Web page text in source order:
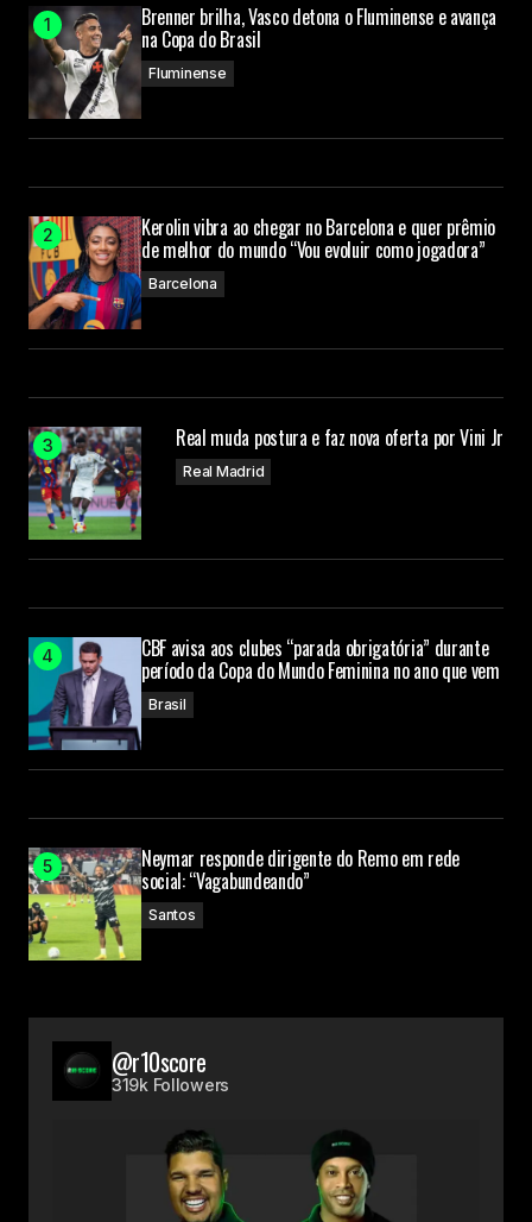
Brenner brilha, Vasco detona o Fluminense e avança
na Copa do Brasil
Fluminense
Kerolin vibra ao chegar no Barcelona e quer prêmio
de melhor do mundo “Vou evoluir como jogadora”
Barcelona
Real muda postura e faz nova oferta por Vini Jr
Real Madrid
CBF avisa aos clubes “parada obrigatória” durante
período da Copa do Mundo Feminina no ano que vem
Brasil
Neymar responde dirigente do Remo em rede
social: “Vagabundeando”
Santos
@r10score
319k Followers